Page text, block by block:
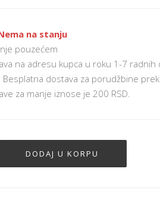
na stanju
pouzećem
na adresu kupca u roku 1-7 radnih
Besplatna dostava za porudžbine
za manje iznose je 200 RSD.